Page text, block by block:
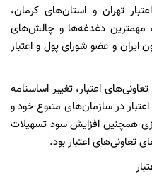
تهران و استان‌های کرمان،
مهمترین دغدغه‌ها و چالش‌های
ایران و عضو شورای پول و اعتبار
اعتبار، تغییر اساسنامه
اعتبار در سازمان‌های متبوع خود و
همچنین افزایش سود تسهیلات
تعاونی‌های اعتبار بود.